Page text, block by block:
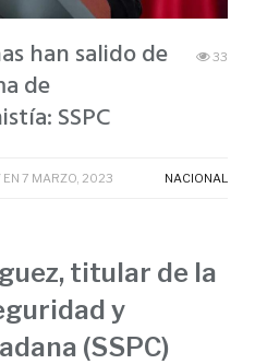
han salido de
de
SSPC
33
EN 7 MARZO, 2023 NACIONAL
titular de la
y
(SSPC)